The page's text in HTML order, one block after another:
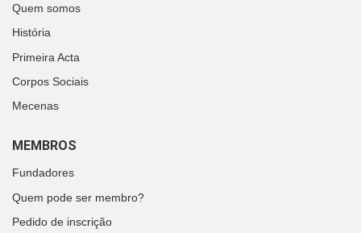
Quem somos
História
Primeira Acta
Corpos Sociais
Mecenas
MEMBROS
Fundadores
Quem pode ser membro?
Pedido de inscrição